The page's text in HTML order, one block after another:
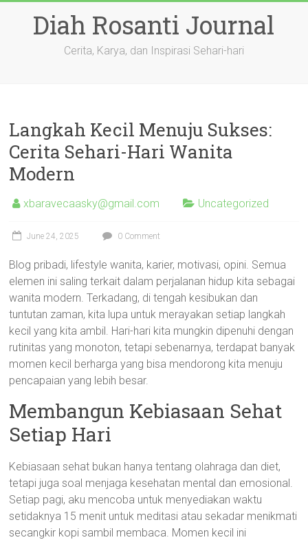
contentDiah Rosanti Journal
Cerita, Karya, dan Inspirasi Sehari-hari
Langkah Kecil Menuju Sukses:
Cerita Sehari-Hari Wanita
Modern
xbaravecaasky@gmail.com Uncategorized
June 24, 2025 0 Comment
Blog pribadi, lifestyle wanita, karier, motivasi, opini. Semua
elemen ini saling terkait dalam perjalanan hidup kita sebagai
wanita modern. Terkadang, di tengah kesibukan dan
tuntutan zaman, kita lupa untuk merayakan setiap langkah
kecil yang kita ambil. Hari-hari kita mungkin dipenuhi dengan
rutinitas yang monoton, tetapi sebenarnya, terdapat banyak
momen kecil berharga yang bisa mendorong kita menuju
pencapaian yang lebih besar.
Membangun Kebiasaan Sehat
Setiap Hari
Kebiasaan sehat bukan hanya tentang olahraga dan diet,
tetapi juga soal menjaga kesehatan mental dan emosional.
Setiap pagi, aku mencoba untuk menyediakan waktu
setidaknya 15 menit untuk meditasi atau sekadar menikmati
secangkir kopi sambil membaca. Momen kecil ini